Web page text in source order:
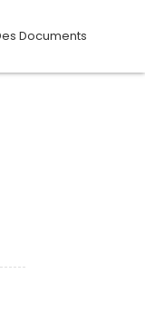
Documents